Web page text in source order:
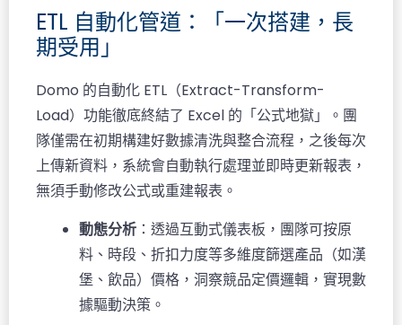
ETL 自動化管道：「一次搭建，長
期受用」
Domo 的自動化 ETL（Extract-Transform-
Load）功能徹底終結了 Excel 的「公式地獄」。團
隊僅需在初期構建好數據清洗與整合流程，之後每次
上傳新資料，系統會自動執行處理並即時更新報表，
無須手動修改公式或重建報表。
動態分析 ：透過互動式儀表板，團隊可按原
料、時段、折扣力度等多維度篩選產品（如漢
堡、飲品）價格，洞察競品定價邏輯，實現數
據驅動決策。